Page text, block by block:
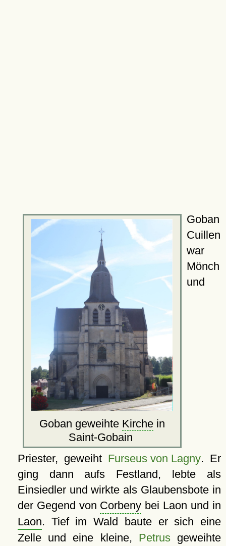
Goban geweihte Kirchein
Saint-Gobain
Goban
Cuillen
war
Mönch
und
Priester, geweiht Furseus von Lagny. Er
ging dann aufs Festland, lebte als
Einsiedler und wirkte als Glaubensbote in
der Gegend von Corbeny bei Laon und in
Laon. Tief im Wald baute er sich eine
Zelle und eine kleine, Petrusgeweihte